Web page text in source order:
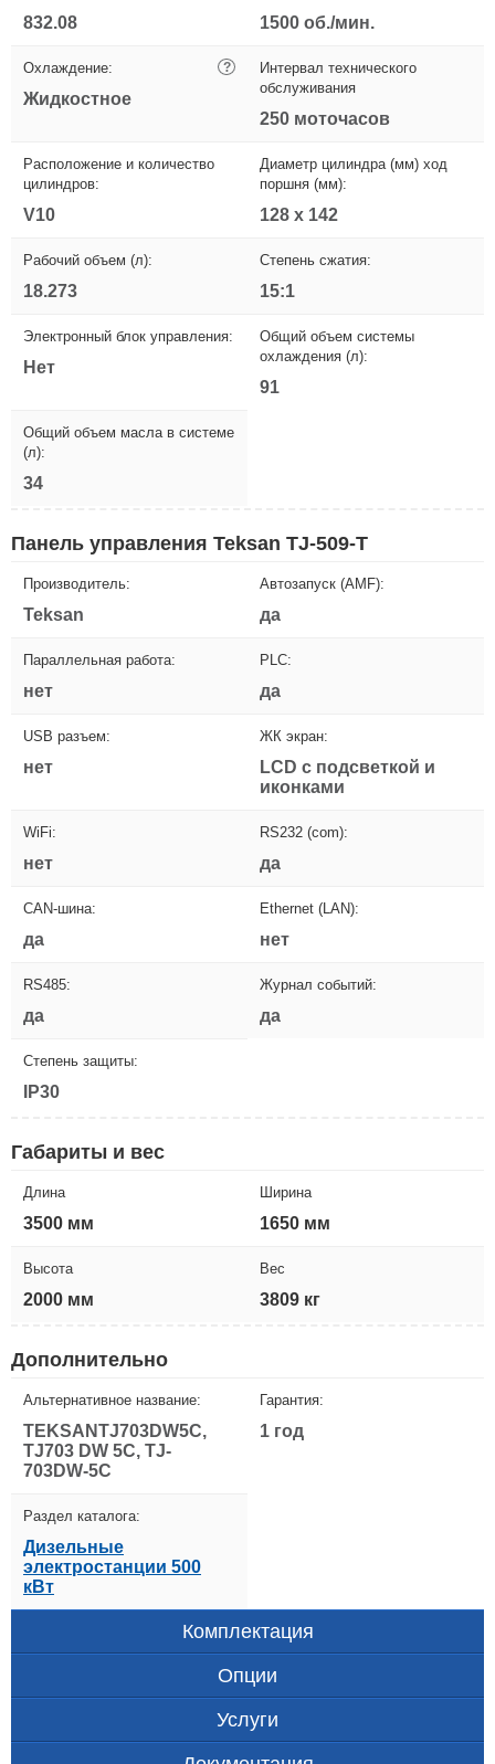
832.08 1500 об./мин.
Охлаждение: ?
Жидкостное
Интервал технического
обслуживания
250 моточасов
Расположение и количество
цилиндров:
V10
Диаметр цилиндра (мм) ход
поршня (мм):
128 x 142
Рабочий объем (л):
18.273
Степень сжатия:
15:1
Электронный блок управления:
Нет
Общий объем системы
охлаждения (л):
91
Общий объем масла в системе
(л):
34
Панель управления Teksan TJ-509-T
Производитель:
Teksan
Автозапуск (AMF):
да
Параллельная работа:
нет
PLC:
да
USB разъем:
нет
ЖК экран:
LCD с подсветкой и
иконками
WiFi:
нет
RS232 (com):
да
CAN-шина:
да
Ethernet (LAN):
нет
RS485:
да
Журнал событий:
да
Степень защиты:
IP30
Габариты и вес
Длина
3500 мм
Ширина
1650 мм
Высота
2000 мм
Вес
3809 кг
Дополнительно
Альтернативное название:
TEKSANTJ703DW5C,
TJ703 DW 5C, TJ-
703DW-5C
Гарантия:
1 год
Раздел каталога:
Дизельные
электростанции 500
кВт
Комплектация
Опции
Услуги